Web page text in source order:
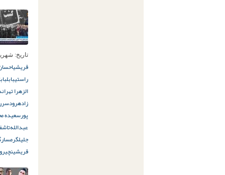
تاریخ: شهریور
قریشی
راستیبابل
الزهرا تهران
زادهرودسر
پورسعیده
عبدالله‌تاش
جلیلگرمسار
قریشی